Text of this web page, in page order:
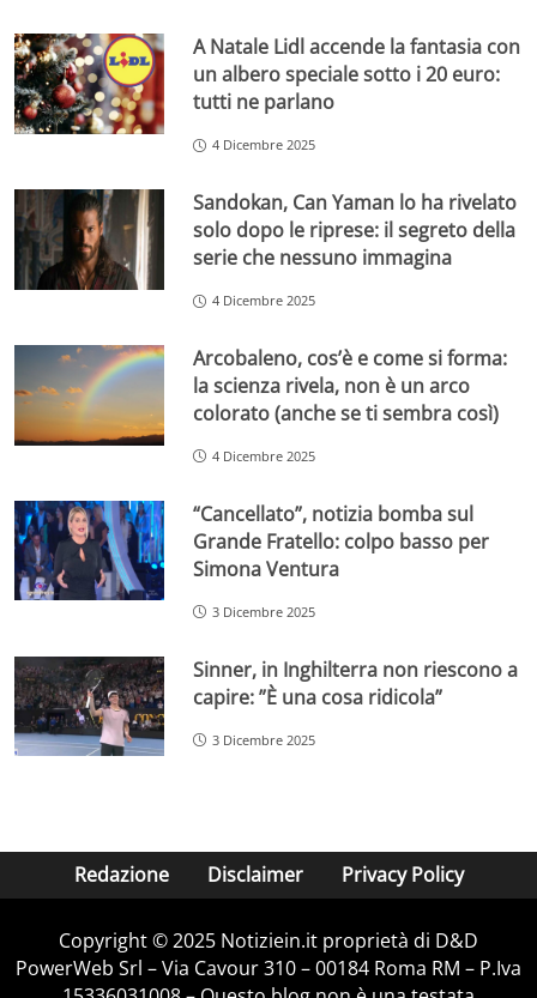
A Natale Lidl accende la fantasia con
un albero speciale sotto i 20 euro:
tutti ne parlano
4 Dicembre 2025
Sandokan, Can Yaman lo ha rivelato
solo dopo le riprese: il segreto della
serie che nessuno immagina
4 Dicembre 2025
Arcobaleno, cos’è e come si forma:
la scienza rivela, non è un arco
colorato (anche se ti sembra così)
4 Dicembre 2025
“Cancellato”, notizia bomba sul
Grande Fratello: colpo basso per
Simona Ventura
3 Dicembre 2025
Sinner, in Inghilterra non riescono a
capire: ”È una cosa ridicola”
3 Dicembre 2025
Redazione Disclaimer Privacy Policy
Copyright © 2025 Notiziein.it proprietà di D&D
PowerWeb Srl – Via Cavour 310 – 00184 Roma RM – P.Iva